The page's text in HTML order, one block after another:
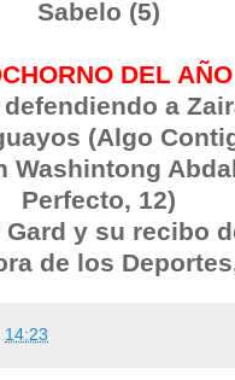
Sabelo (5)
DEL AÑO
a
(Algo
Washintong
Perfecto, 12)
y su recibo
de los
14:23